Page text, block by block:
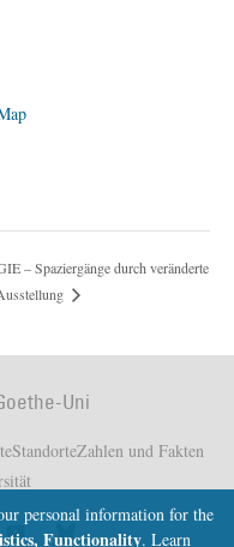
– Spaziergänge durch veränderte
Uni
StandorteZahlen und Fakten
personal information for the
Functionality. Learn